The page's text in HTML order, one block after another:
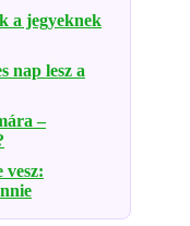
a jegyeknek
nap lesz a
–
vesz: